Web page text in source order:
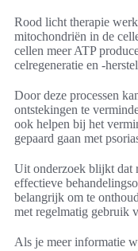
Rood licht therapie
mitochondriën in de
cellen meer ATP
celregeneratie en -
Door deze processen
ontstekingen te
ook helpen bij het
gepaard gaan met
Uit onderzoek blijkt dat
effectieve
belangrijk om te
met regelmatig gebruik
Als je meer informatie